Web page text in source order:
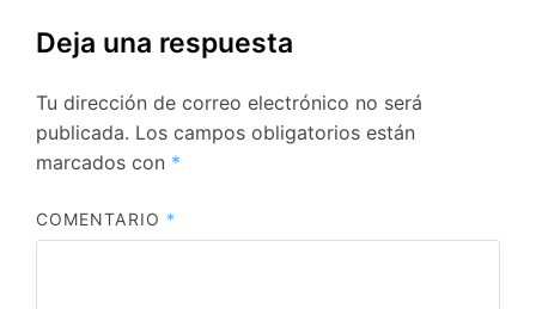
Deja una respuesta
Tu dirección de correo electrónico no será
publicada. Los campos obligatorios están
marcados con *
COMENTARIO *